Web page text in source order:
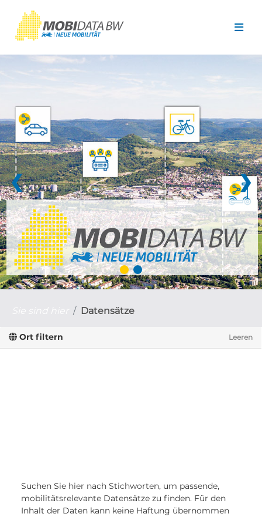
❮ ❯
Datensätze
Ort filtern Leeren
Suchen Sie hier nach Stichworten, um passende,
mobilitätsrelevante Datensätze zu finden. Für den
Inhalt der Daten kann keine Haftung übernommen